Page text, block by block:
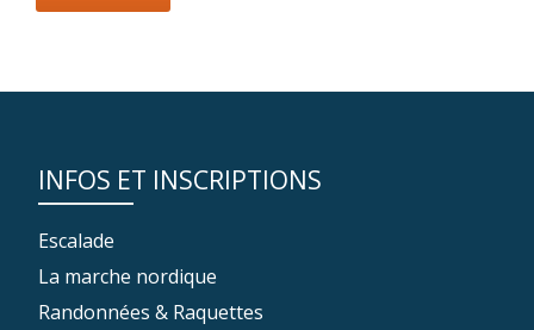
INFOS ET INSCRIPTIONS
Escalade
La marche nordique
Randonnées & Raquettes